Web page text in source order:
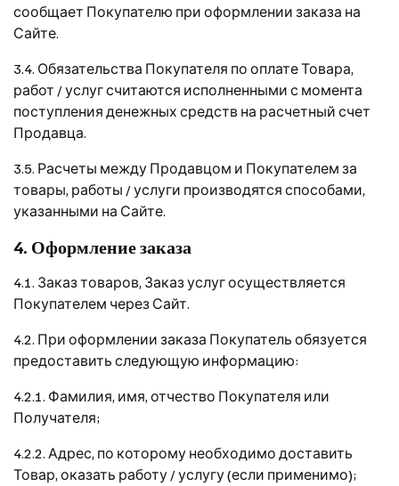
сообщает Покупателю при оформлении заказа на
Сайте.
3.4. Обязательства Покупателя по оплате Товара,
работ / услуг считаются исполненными с момента
поступления денежных средств на расчетный счет
Продавца.
3.5. Расчеты между Продавцом и Покупателем за
товары, работы / услуги производятся способами,
указанными на Сайте.
4. Оформление заказа
4.1. Заказ товаров, Заказ услуг осуществляется
Покупателем через Сайт.
4.2. При оформлении заказа Покупатель обязуется
предоставить следующую информацию:
4.2.1. Фамилия, имя, отчество Покупателя или
Получателя;
4.2.2. Адрес, по которому необходимо доставить
Товар, оказать работу / услугу (если применимо);